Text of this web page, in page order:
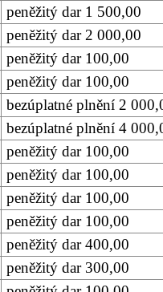
peněžitý dar 1 500,00
peněžitý dar 2 000,00
peněžitý dar 100,00
peněžitý dar 100,00
bezúplatné plnění 2
bezúplatné plnění 4
peněžitý dar 100,00
peněžitý dar 100,00
peněžitý dar 100,00
peněžitý dar 100,00
peněžitý dar 400,00
peněžitý dar 300,00